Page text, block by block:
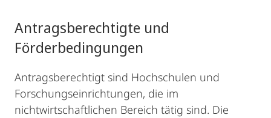
Antragsberechtigte und
Förderbedingungen
Antragsberechtigt sind Hochschulen und
Forschungseinrichtungen, die im
nichtwirtschaftlichen Bereich tätig sind. Die